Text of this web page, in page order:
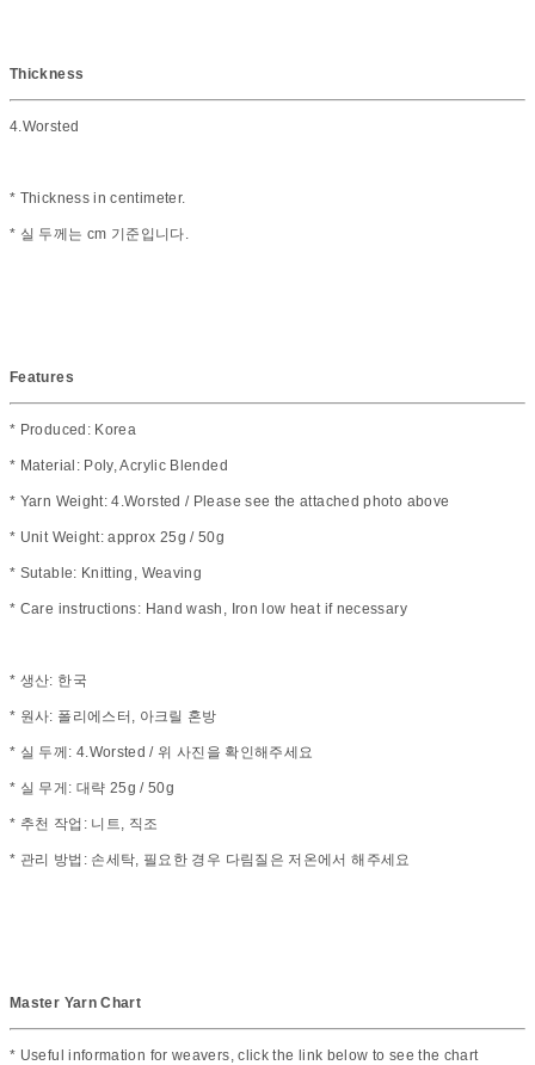
Thickness
4.Worsted
* Thickness in centimeter.
* 실 두께는 cm 기준입니다.
Features
* Produced: Korea
* Material: Poly, Acrylic Blended
* Yarn Weight: 4.Worsted / Please see the attached photo above
* Unit Weight: approx 25g / 50g
* Sutable: Knitting, Weaving
* Care instructions: Hand wash, Iron low heat if necessary
* 생산: 한국
* 원사: 폴리에스터, 아크릴 혼방
* 실 두께: 4.Worsted / 위 사진을 확인해주세요
* 실 무게: 대략 25g / 50g
* 추천 작업: 니트, 직조
* 관리 방법: 손세탁, 필요한 경우 다림질은 저온에서 해주세요
Master Yarn Chart
* Useful information for weavers, click the link below to see the chart